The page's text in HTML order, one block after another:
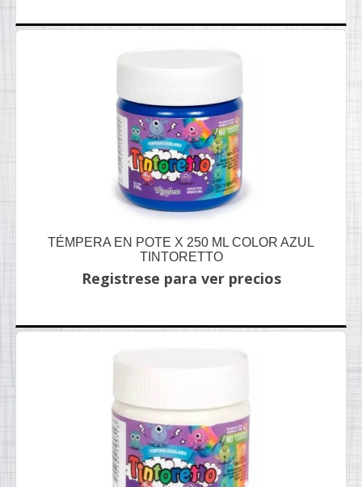
TÉMPERA EN POTE X 250 ML COLOR AZUL
TINTORETTO
Registrese para ver precios